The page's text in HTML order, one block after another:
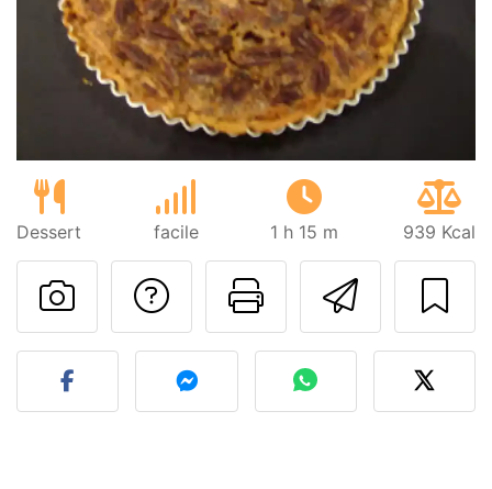
Dessert facile 1 h 15 m 939 Kcal
Imprimer
Poser une
Publier votre photo de